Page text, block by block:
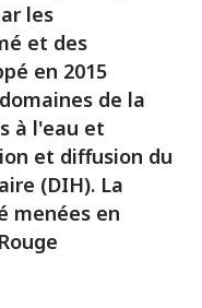
les
et des
en 2015
de la
à l'eau et
et diffusion du
(DIH). La
menées en